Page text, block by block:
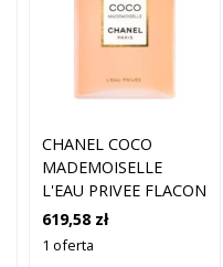
CHANEL COCO
MADEMOISELLE
L'EAU PRIVEE FLACON
619,58 zł
1 oferta